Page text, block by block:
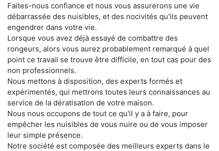
Faites-nous confiance et nous vous assurerons une vie
débarrassée des nuisibles, et des nocivités qu'ils peuvent
engendrer dans votre vie.
Lorsque vous avez déjà essayé de combattre des
rongeurs, alors vous aurez probablement remarqué à quel
point ce travail se trouve être difficile, en tout cas pour des
non professionnels.
Nous mettons à disposition, des experts formés et
expérimentés, qui mettrons toutes leurs connaissances au
service de la dératisation de votre maison.
Nous nous occupons de tout ce qu'il y a à faire, pour
empêcher les nuisibles de vous nuire ou de vous imposer
leur simple présence.
Notre société est composée des meilleurs experts dans le